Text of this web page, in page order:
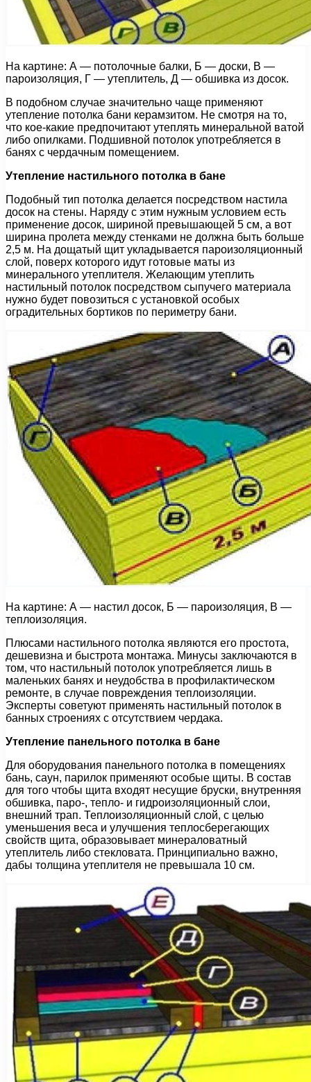
На картине: А — потолочные балки, Б — доски, В —
пароизоляция, Г — утеплитель, Д — обшивка из досок.
В подобном случае значительно чаще применяют
утепление потолка бани керамзитом. Не смотря на то,
что кое-какие предпочитают утеплять минеральной ватой
либо опилками. Подшивной потолок употребляется в
банях с чердачным помещением.
Утепление настильного потолка в бане
Подобный тип потолка делается посредством настила
досок на стены. Наряду с этим нужным условием есть
применение досок, шириной превышающей 5 см, а вот
ширина пролета между стенками не должна быть больше
2,5 м. На дощатый щит укладывается пароизоляционный
слой, поверх которого идут готовые маты из
минерального утеплителя. Желающим утеплить
настильный потолок посредством сыпучего материала
нужно будет повозиться с установкой особых
оградительных бортиков по периметру бани.
На картине: А — настил досок, Б — пароизоляция, В —
теплоизоляция.
Плюсами настильного потолка являются его простота,
дешевизна и быстрота монтажа. Минусы заключаются в
том, что настильный потолок употребляется лишь в
маленьких банях и неудобства в профилактическом
ремонте, в случае повреждения теплоизоляции.
Эксперты советуют применять настильный потолок в
банных строениях с отсутствием чердака.
Утепление панельного потолка в бане
Для оборудования панельного потолка в помещениях
бань, саун, парилок применяют особые щиты. В состав
для того чтобы щита входят несущие бруски, внутренняя
обшивка, паро-, тепло- и гидроизоляционный слои,
внешний трап. Теплоизоляционный слой, с целью
уменьшения веса и улучшения теплосберегающих
свойств щита, образовывает минераловатный
утеплитель либо стекловата. Принципиально важно,
дабы толщина утеплителя не превышала 10 см.